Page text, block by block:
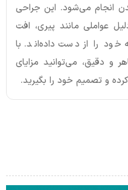
انجام می‌شود. این جراحی
عواملی مانند پیری، افت
خود را از دست داده‌اند. با
و دقیق، می‌توانید مزایای
و تصمیم خود را بگیرید.